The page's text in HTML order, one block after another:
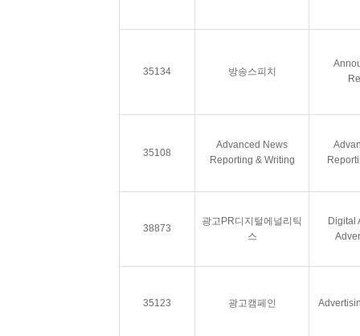
35134 방송스피치
35108
Advanced News
Reporting & Writing
38873
광고PR디지털에널리틱
스
Digital
35123 광고캠페인